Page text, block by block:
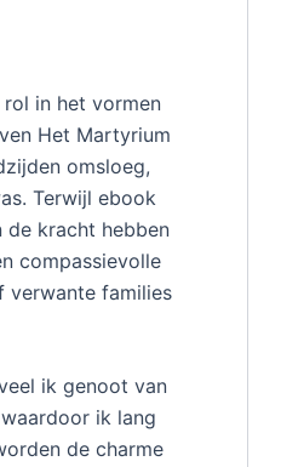
in het vormen
Het Martyrium
omsloeg,
Terwijl ebook
de kracht hebben
compassievolle
verwante families
ik genoot van
ik lang
de charme